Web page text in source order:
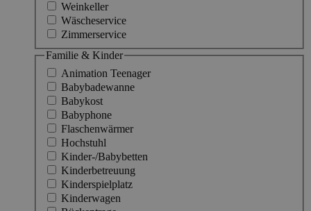
Weinkeller
Wäscheservice
Zimmerservice
Familie & Kinder
Animation Teenager
Babybadewanne
Babykost
Babyphone
Flaschenwärmer
Hochstuhl
Kinder-/Babybetten
Kinderbetreuung
Kinderspielplatz
Kinderwagen